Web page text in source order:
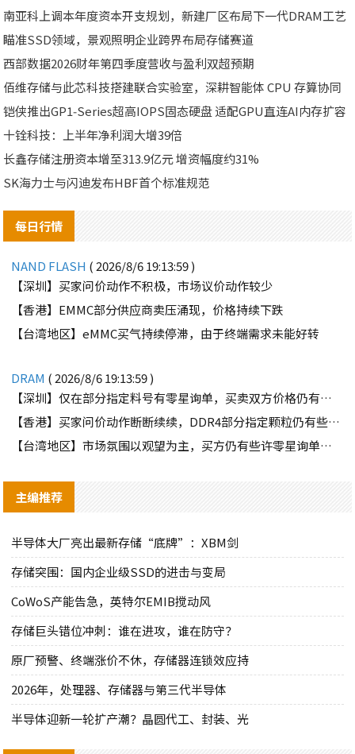
南亚科上调本年度资本开支规划，新建厂区布局下一代DRAM工艺
瞄准SSD领域，景观照明企业跨界布局存储赛道
西部数据2026财年第四季度营收与盈利双超预期
佰维存储与此芯科技搭建联合实验室，深耕智能体 CPU 存算协同
铠侠推出GP1‑Series超高IOPS固态硬盘 适配GPU直连AI内存扩容
十铨科技：上半年净利润大增39倍
长鑫存储注册资本增至313.9亿元 增资幅度约31%
SK海力士与闪迪发布HBF首个标准规范
每日行情
NAND FLASH ( 2026/8/6 19:13:59 )
【深圳】买家问价动作不积极，市场议价动作较少
【香港】EMMC部分供应商卖压涌现，价格持续下跌
【台湾地区】eMMC买气持续停滞，由于终端需求未能好转
DRAM ( 2026/8/6 19:13:59 )
【深圳】仅在部分指定料号有零星询单，买卖双方价格仍有差距
【香港】买家问价动作断断续续，DDR4部分指定颗粒仍有些许询单
【台湾地区】市场氛围以观望为主，买方仍有些许零星询单释出
主编推荐
半导体大厂亮出最新存储“底牌”：XBM剑
存储突围：国内企业级SSD的进击与变局
CoWoS产能告急，英特尔EMIB搅动风
存储巨头错位冲刺：谁在进攻，谁在防守？
原厂预警、终端涨价不休，存储器连锁效应持
2026年，处理器、存储器与第三代半导体
半导体迎新一轮扩产潮？晶圆代工、封装、光